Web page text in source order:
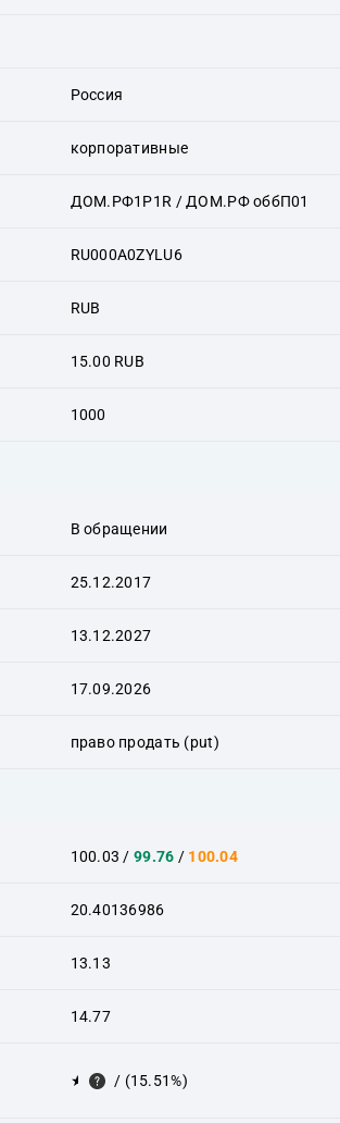
Россия
корпоративные
ДОМ.РФ1P1R / ДОМ.РФ оббП01
RU000A0ZYLU6
RUB
15.00 RUB
1000
В обращении
25.12.2017
13.12.2027
17.09.2026
право продать (put)
100.03 /99.76 / 100.04
20.40136986
13.13
14.77
★ / (15.51%)